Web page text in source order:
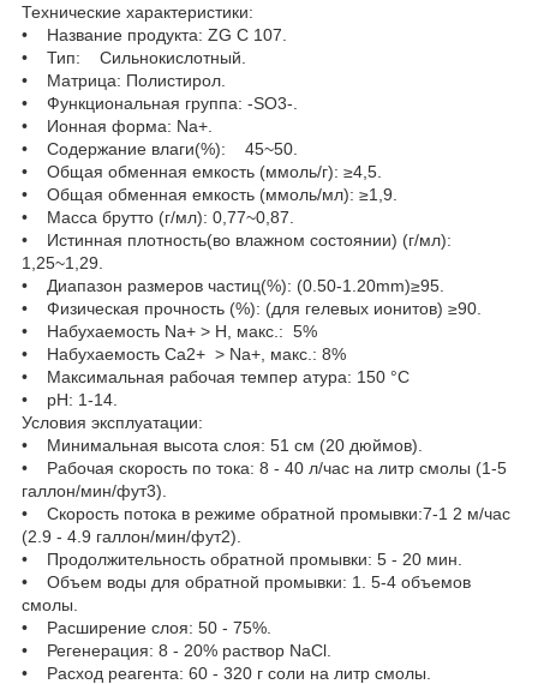
Технические характеристики:
• Название продукта: ZG C 107.
• Тип: Сильнокислотный.
• Матрица: Полистирол.
• Функциональная группа: -SO3-.
• Ионная форма: Na+.
• Содержание влаги(%): 45~50.
• Общая обменная емкость (ммоль/г): ≥4,5.
• Общая обменная емкость (ммоль/мл): ≥1,9.
• Масса брутто (г/мл): 0,77~0,87.
• Истинная плотность(во влажном состоянии) (г/мл):
1,25~1,29.
• Диапазон размеров частиц(%): (0.50-1.20mm)≥95.
• Физическая прочность (%): (для гелевых ионитов) ≥90.
• Набухаемость Na+ > Н, макс.: 5%
• Набухаемость Са2+ > Na+, макс.: 8%
• Максимальная рабочая темпер атура: 150 °С
• pH: 1-14.
Условия эксплуатации:
• Минимальная высота слоя: 51 см (20 дюймов).
• Рабочая скорость по тока: 8 - 40 л/час на литр смолы (1-5
галлон/мин/фут3).
• Скорость потока в режиме обратной промывки:7-1 2 м/час
(2.9 - 4.9 галлон/мин/фут2).
• Продолжительность обратной промывки: 5 - 20 мин.
• Объем воды для обратной промывки: 1. 5-4 объемов
смолы.
• Расширение слоя: 50 - 75%.
• Регенерация: 8 - 20% раствор NaCl.
• Расход реагента: 60 - 320 г соли на литр смолы.